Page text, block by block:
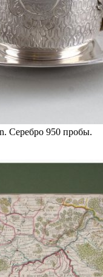
Серебро 950 пробы.